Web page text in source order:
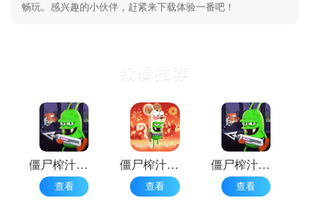
畅玩。感兴趣的小伙伴，赶紧来下载体验一番吧！
僵尸榨汁机国际服
查看
僵尸榨汁机2025
查看
僵尸榨汁机魔改版
查看